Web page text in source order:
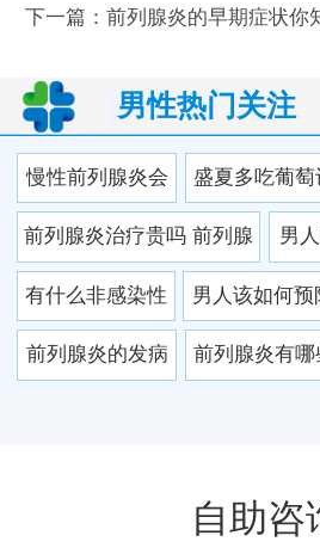
下一篇： 前列腺炎的早期症状你
男性热门关注
慢性前列腺炎会
引起哪些并发症
盛夏多吃葡萄
你远离前列腺
前列腺炎治疗贵吗 前列腺
炎治疗费用是多少
男
有什么非感染性
因素引起前列腺
男人该如何
前列腺炎的发病 前列腺炎有哪
自助咨